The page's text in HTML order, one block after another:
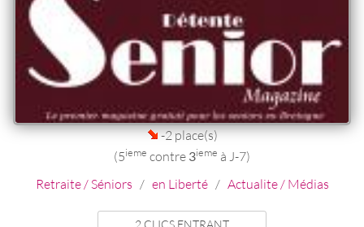
-2 place(s)
(5ieme contre 3ieme à J-7)
Retraite / Séniors / en Liberté/ Actualite / Médias